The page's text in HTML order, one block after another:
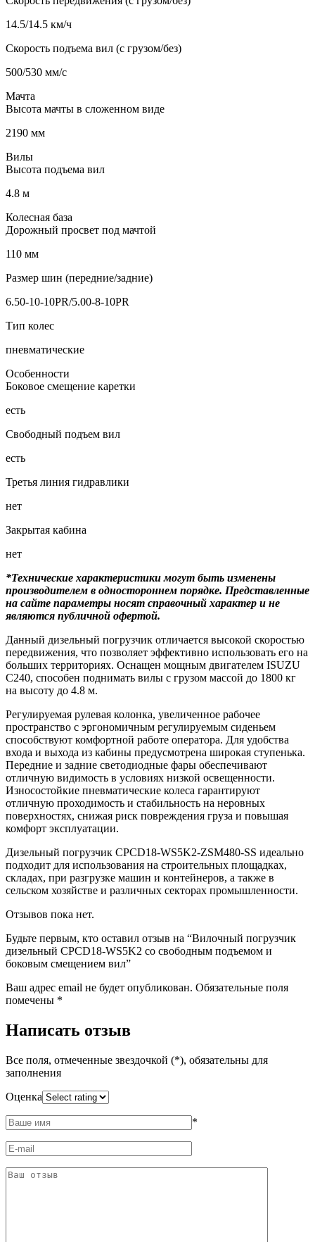
14.5/14.5 км/ч
Скорость подъема вил (с грузом/без)
500/530 мм/с
Мачта
Высота мачты в сложенном виде
2190 мм
Вилы
Высота подъема вил
4.8 м
Колесная база
Дорожный просвет под мачтой
110 мм
Размер шин (передние/задние)
6.50-10-10PR/5.00-8-10PR
Тип колес
пневматические
Особенности
Боковое смещение каретки
есть
Свободный подъем вил
есть
Третья линия гидравлики
нет
Закрытая кабина
нет
*Технические характеристики могут быть изменены
производителем в одностороннем порядке. Представленные
на сайте параметры носят справочный характер и не
являются публичной офертой.
Данный дизельный погрузчик отличается высокой скоростью
передвижения, что позволяет эффективно использовать его на
больших территориях. Оснащен мощным двигателем ISUZU
C240, способен поднимать вилы с грузом массой до 1800 кг
на высоту до 4.8 м.
Регулируемая рулевая колонка, увеличенное рабочее
пространство с эргономичным регулируемым сиденьем
способствуют комфортной работе оператора. Для удобства
входа и выхода из кабины предусмотрена широкая ступенька.
Передние и задние светодиодные фары обеспечивают
отличную видимость в условиях низкой освещенности.
Износостойкие пневматические колеса гарантируют
отличную проходимость и стабильность на неровных
поверхностях, снижая риск повреждения груза и повышая
комфорт эксплуатации.
Дизельный погрузчик CPCD18-WS5K2-ZSM480-SS идеально
подходит для использования на строительных площадках,
складах, при разгрузке машин и контейнеров, а также в
сельском хозяйстве и различных секторах промышленности.
Отзывов пока нет.
Будьте первым, кто оставил отзыв на “Вилочный погрузчик
дизельный CPCD18-WS5K2 со свободным подъемом и
боковым смещением вил”
Ваш адрес email не будет опубликован. Обязательные поля
помечены *
Написать отзыв
Все поля, отмеченные звездочкой (*), обязательны для
заполнения
Оценка
*